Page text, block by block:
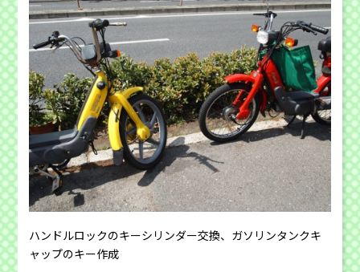
ハンドルロックのキーシリンダー交換、ガソリンタンクキ
ャップのキー作成